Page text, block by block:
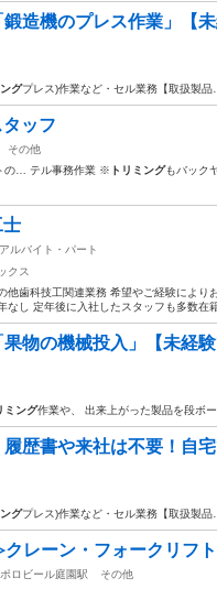
造機のプレス作業」【
グプレス)作業など・セル業務【取扱製品…
ッフ
その他
の… テル事務作業 ※ トリミングもバック
士
アルバイト・パート
クス
他歯科技工関連業務 希望やご経験によ
し 定年後に入社したスタッフも多数在
物の機械投入」【未経
ミング作業や、 出来上がった製品を段ボ
歴書や来社は不要！自
グプレス)作業など・セル業務【取扱製品…
レーン・フォークリフ
ロビール庭園駅 その他